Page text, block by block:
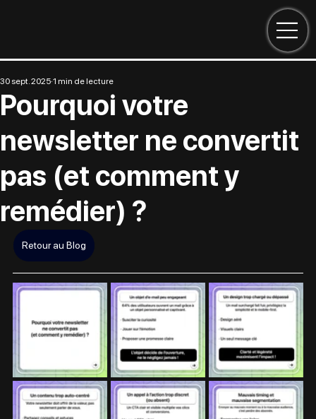
Pourquoi votre
newsletter ne convertit
pas (et comment y
remédier) ?
30 sept. 2025 1 min de lecture
Retour au Blog